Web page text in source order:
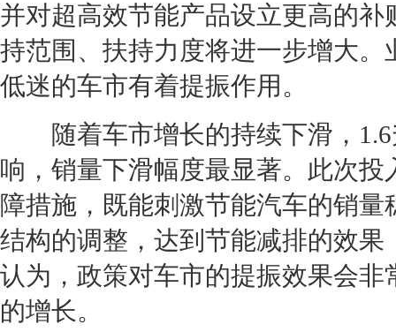
并对超高效节能产品设立更高的补
持范围、扶持力度将进一步增大
低迷的车市有着提振作用。
随着车市增长的持续下滑，1.6
响，销量下滑幅度最显著。此次投
障措施，既能刺激节能汽车的销量
结构的调整，达到 节能减排的效果
认为，政策对车市的提振效果会
的增长。